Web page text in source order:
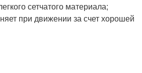
сетчатого материала;
при движении за счет хорошей